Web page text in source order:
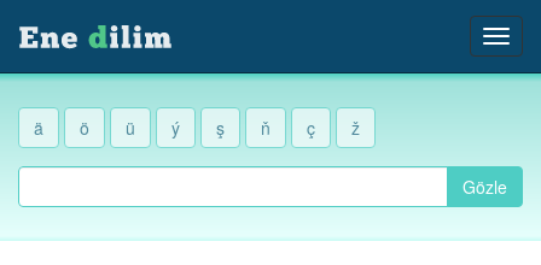
ä ö ü ý ş ň ç ž
Gözle